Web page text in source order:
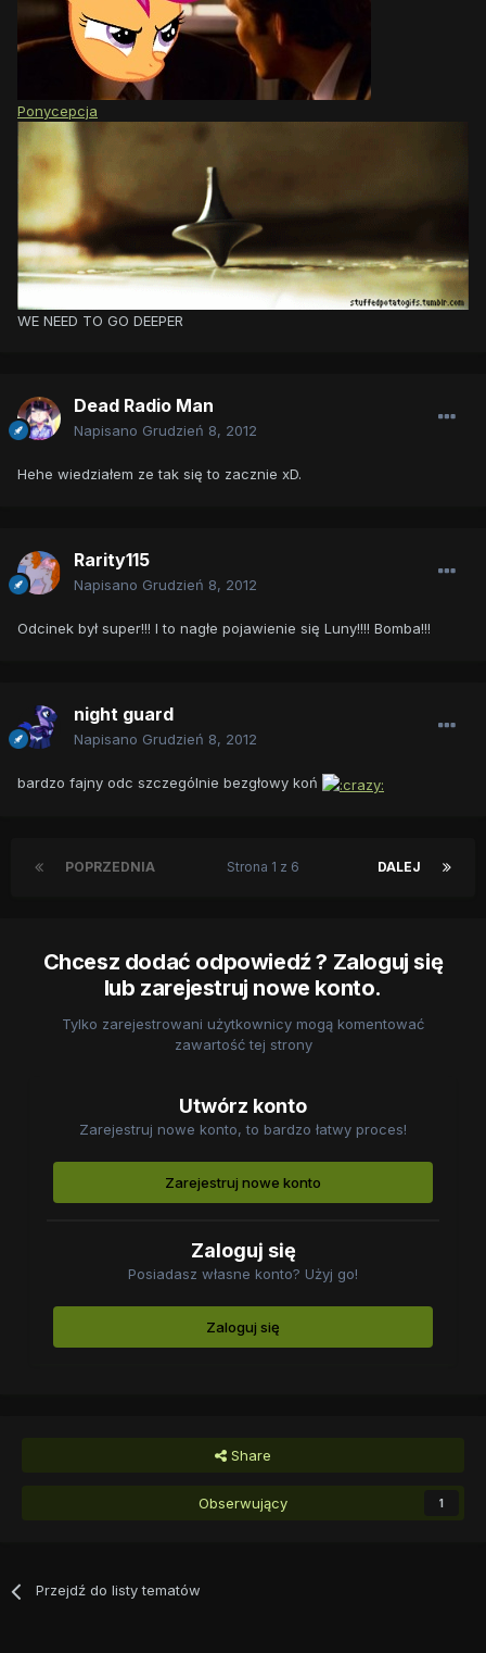
Ponycepcja
WE NEED TO GO DEEPER
Dead Radio Man
Napisano Grudzień 8, 2012
Hehe wiedziałem ze tak się to zacznie xD.
Rarity115
Napisano Grudzień 8, 2012
Odcinek był super!!! I to nagłe pojawienie się Luny!!!! Bomba!!!
night guard
Napisano Grudzień 8, 2012
bardzo fajny odc szczególnie bezgłowy koń
POPRZEDNIA DALEJ
Strona 1 z 6
Chcesz dodać odpowiedź ? Zaloguj się
lub zarejestruj nowe konto.
Tylko zarejestrowani użytkownicy mogą komentować
zawartość tej strony
Utwórz konto
Zarejestruj nowe konto, to bardzo łatwy proces!
Zarejestruj nowe konto
Zaloguj się
Posiadasz własne konto? Użyj go!
Zaloguj się
Share
Obserwujący 1
Przejdź do listy tematów